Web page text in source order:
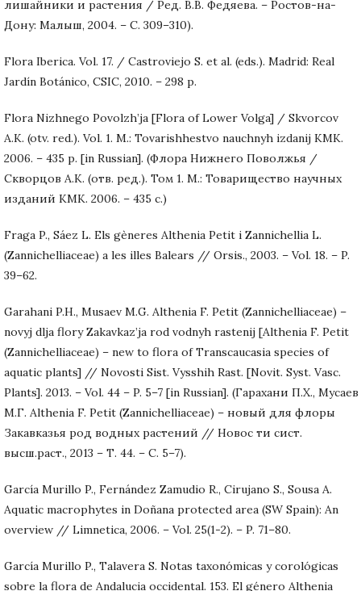
лишайники и растения / Ред. В.В. Федяева. – Ростов-на-
Дону: Малыш, 2004. – С. 309–310).
Flora Iberica. Vol. 17. / Castroviejo S. et al. (eds.). Madrid: Real
Jardín Botánico, CSIC, 2010. – 298 p.
Flora Nizhnego Povolzh’ja [Flora of Lower Volga] / Skvorcov
A.K. (otv. red.). Vol. 1. M.: Tovarishhestvo nauchnyh izdanij KMK.
2006. – 435 p. [in Russian]. (Флора Нижнего Поволжья /
Скворцов А.К. (отв. ред.). Том 1. М.: Товарищество научных
изданий КМК. 2006. – 435 с.)
Fraga P., Sáez L. Els gèneres Althenia Petit i Zannichellia L.
(Zannichelliaceae) a les illes Balears // Orsis., 2003. – Vol. 18. – P.
39–62.
Garahani P.H., Musaev M.G. Althenia F. Petit (Zannichelliaceae) –
novyj dlja flory Zakavkaz’ja rod vodnyh rastenij [Althenia F. Petit
(Zannichelliaceae) – new to flora of Transcaucasia species of
aquatic plants] // Novosti Sist. Vysshih Rast. [Novit. Syst. Vasc.
Plants]. 2013. – Vol. 44 – P. 5–7 [in Russian]. (Гарахани П.Х., Мусаев
М.Г. Althenia F. Petit (Zannichelliaceae) – новый для флоры
Закавказья род водных растений // Новос ти сист.
высш.раст., 2013 – Т. 44. – С. 5–7).
García Murillo P., Fernández Zamudio R., Cirujano S., Sousa A.
Aquatic macrophytes in Doñana protected area (SW Spain): An
overview // Limnetica, 2006. – Vol. 25(1-2). – P. 71–80.
García Murillo P., Talavera S. Notas taxonómicas y corológicas
sobre la flora de Andalucia occidental. 153. El género Althenia